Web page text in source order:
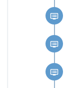
dvr
dvr
dvr